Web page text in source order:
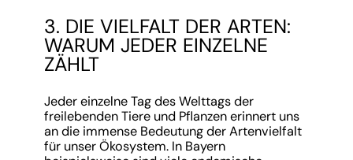
3. DIE VIELFALT DER ARTEN:
WARUM JEDER EINZELNE
ZÄHLT
Jeder einzelne Tag des Welttags der
freilebenden Tiere und Pflanzen erinnert uns
an die immense Bedeutung der Artenvielfalt
für unser Ökosystem. In Bayern